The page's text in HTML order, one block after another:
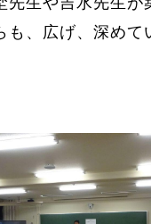
も、広げ、深めて